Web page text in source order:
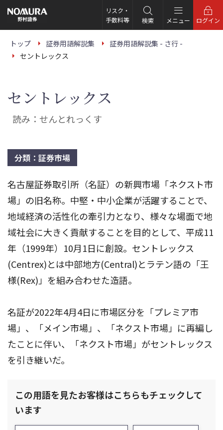
の
ー
リスク・
手数料等
検索 メニュー ログイン
トップ 証券用語解説集
証券用語解説集 - さ行 -
セントレックス
セントレックス
読み：せんとれっくす
分類：証券市場
名古屋証券取引所（名証）の新興市場「ネクスト市
場」の旧名称。中堅・中小企業が活躍することで、
地域経済の活性化の牽引力となり、様々な場面で地
域社会に大きく貢献することを目的として、平成11
年（1999年）10月1日に創設。セントレックス
(Centrex)とは中部地方(Central)とラテン語の「王
様(Rex)」を組み合わせた造語。
名証が2022年4月4日に市場区分を「プレミア市
場」、「メイン市場」、「ネクスト市場」に再編し
たことに伴い、「ネクスト市場」がセントレックス
を引き継いだ。
この用語を見たお客様はこちらもチェックして
います